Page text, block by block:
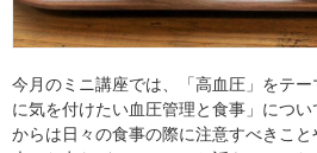
今月のミニ講座では、「高血圧」をテ
に気を付けたい血圧管理と食事」につ
からは日々の食事の際に注意すべきこ